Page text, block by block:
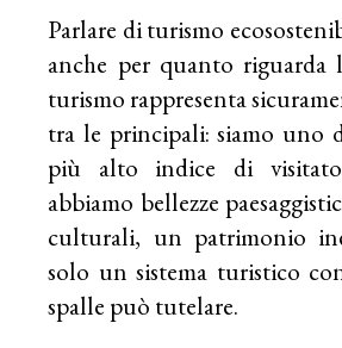
Parlare di turismo
anche per quanto riguarda
turismo rappresenta
tra le principali: siamo uno
più alto indice di
abbiamo bellezze
culturali, un patrimonio
solo un sistema turistico
spalle può tutelare.